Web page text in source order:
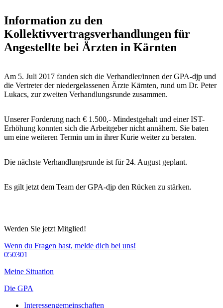
Information zu den
Kollektivvertragsverhandlungen für
Angestellte bei Ärzten in Kärnten
Am 5. Juli 2017 fanden sich die Verhandler/innen der GPA-djp und
die Vertreter der niedergelassenen Ärzte Kärnten, rund um Dr. Peter
Lukacs, zur zweiten Verhandlungsrunde zusammen.
Unserer Forderung nach € 1.500,- Mindestgehalt und einer IST-
Erhöhung konnten sich die Arbeitgeber nicht annähern. Sie baten
um eine weiteren Termin um in ihrer Kurie weiter zu beraten.
Die nächste Verhandlungsrunde ist für 24. August geplant.
Es gilt jetzt dem Team der GPA-djp den Rücken zu stärken.
Werden Sie jetzt Mitglied!
Wenn du Fragen hast, melde dich bei uns!
050301
Meine Situation
Die GPA
Interessengemeinschaften